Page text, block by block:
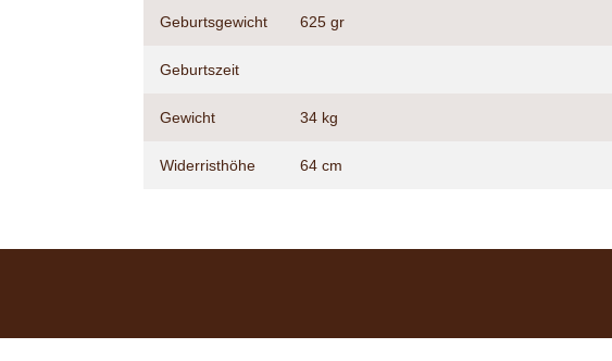
Geburtsgewicht 625 gr
Geburtszeit
Gewicht 34 kg
Widerristhöhe 64 cm